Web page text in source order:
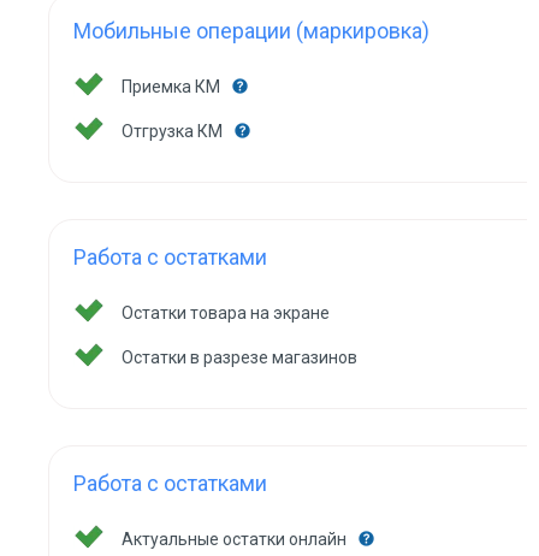
Мобильные операции (маркировка)
Приемка КМ
Отгрузка КМ
Работа с остатками
Остатки товара на экране
Остатки в разрезе магазинов
Работа с остатками
Актуальные остатки онлайн